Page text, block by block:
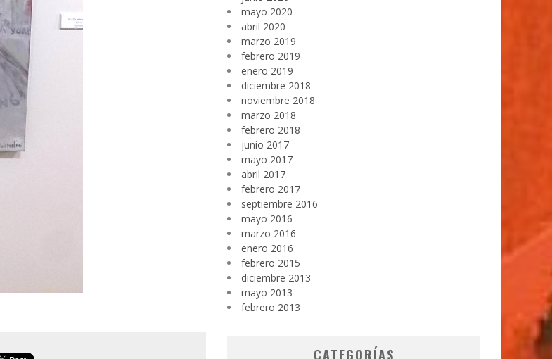
mayo 2020
abril 2020
marzo 2019
febrero 2019
enero 2019
diciembre 2018
noviembre 2018
marzo 2018
febrero 2018
junio 2017
mayo 2017
abril 2017
febrero 2017
septiembre 2016
mayo 2016
marzo 2016
enero 2016
febrero 2015
diciembre 2013
mayo 2013
febrero 2013
CATEGORÍAS